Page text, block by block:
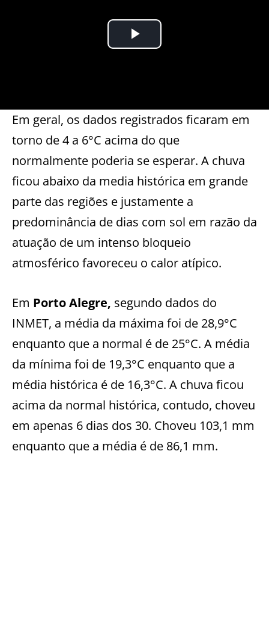
Em geral, os dados registrados ficaram em
torno de 4 a 6°C acima do que
normalmente poderia se esperar. A chuva
ficou abaixo da media histórica em grande
parte das regiões e justamente a
predominância de dias com sol em razão da
atuação de um intenso bloqueio
atmosférico favoreceu o calor atípico.
Em Porto Alegre, segundo dados do
INMET, a média da máxima foi de 28,9°C
enquanto que a normal é de 25°C. A média
da mínima foi de 19,3°C enquanto que a
média histórica é de 16,3°C. A chuva ficou
acima da normal histórica, contudo, choveu
em apenas 6 dias dos 30. Choveu 103,1 mm
enquanto que a média é de 86,1 mm.